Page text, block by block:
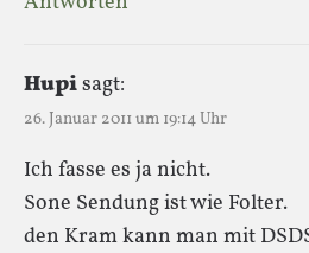
Hupisagt:
26. Januar 2011 um 19:14 Uhr
Ich fasse es ja nicht.
Sone Sendung ist wie Folter.
den Kram kann man mit